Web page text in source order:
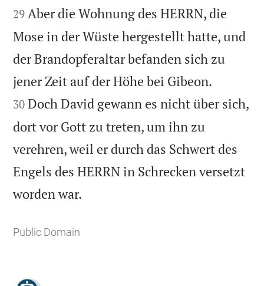
29 Aber die Wohnung des HERRN, die
Mose in der Wüste hergestellt hatte, und
der Brandopferaltar befanden sich zu
jener Zeit auf der Höhe bei Gibeon.
30 Doch David gewann es nicht über sich,
dort vor Gott zu treten, um ihn zu
verehren, weil er durch das Schwert des
Engels des HERRN in Schrecken versetzt
worden war.
Public Domain